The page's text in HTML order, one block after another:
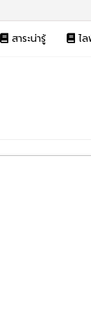
สาระน่ารู้ ไ